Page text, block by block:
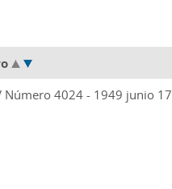
Número 4024 - 1949 junio 17